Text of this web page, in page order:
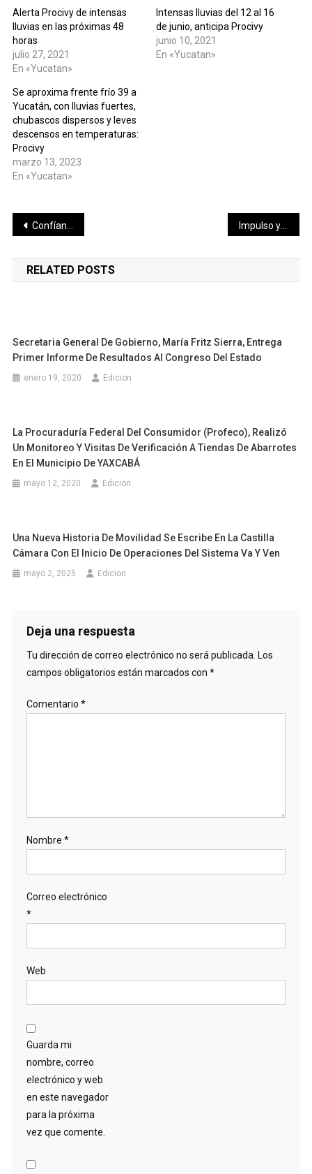
Alerta Procivy de intensas
lluvias en las próximas 48
horas
julio 27, 2021
En «Yucatan»
Intensas lluvias del 12 al 16
de junio, anticipa Procivy
junio 10, 2021
En «Yucatan»
Se aproxima frente frío 39 a
Yucatán, con lluvias fuertes,
chubascos dispersos y leves
descensos en temperaturas:
Procivy
marzo 13, 2023
En «Yucatan»
Navegación
de
entradas
Confían empresarios en tener un segundo semestre con mayor dinámica económica: Canaco Mérida
RELATED POSTS
Secretaria General De Gobierno, María Fritz Sierra, Entrega
Primer Informe De Resultados Al Congreso Del Estado
enero 19, 2020 Edicion
La Procuraduría Federal Del Consumidor (Profeco), Realizó
Un Monitoreo Y Visitas De Verificación A Tiendas De Abarrotes
En El Municipio De YAXCABÁ
mayo 12, 2020 Edicion
Una Nueva Historia De Movilidad Se Escribe En La Castilla
Cámara Con El Inicio De Operaciones Del Sistema Va Y Ven
mayo 2, 2025 Edicion
Deja una respuesta
Tu dirección de correo electrónico no será publicada. Los
campos obligatorios están marcados con *
Comentario *
Nombre *
Correo electrónico
*
Web
Guarda mi
nombre, correo
electrónico y web
en este navegador
para la próxima
vez que comente.